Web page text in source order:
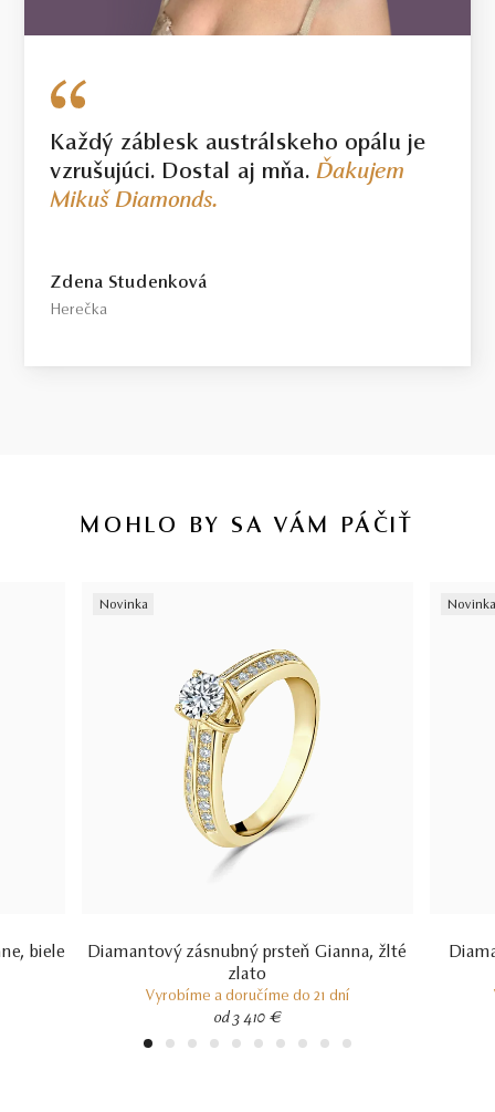
Každý záblesk austrálskeho opálu je
vzrušujúci. Dostal aj mňa.Ďakujem
Mikuš Diamonds.
Zdena Studenková
Herečka
MOHLO BY SA VÁM PÁČIŤ
biele
Novinka
Diamantový zásnubný prsteň Gianna, žlté
zlato
Vyrobíme a doručíme do 21 dní
od 3 410 €
Novinka
1 2 3 4 5 6 7 8 9 10